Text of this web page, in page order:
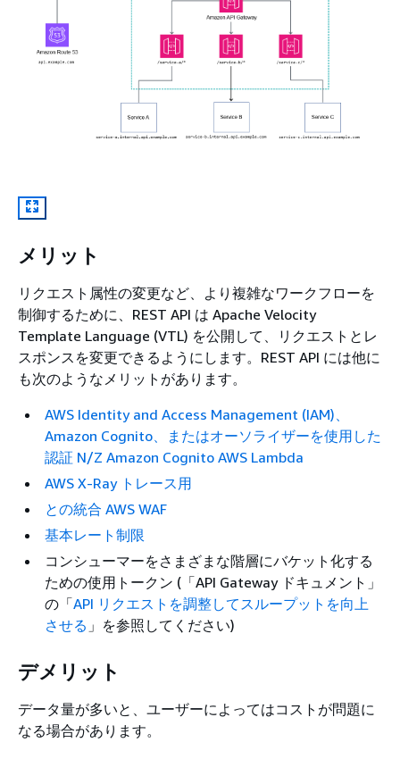
メリット
リクエスト属性の変更など、より複雑なワークフローを
制御するために、REST API は Apache Velocity
Template Language (VTL) を公開して、リクエストとレ
スポンスを変更できるようにします。REST API には他に
も次のようなメリットがあります。
AWS Identity and Access Management (IAM)、
Amazon Cognito、またはオーソライザーを使用した
認証 N/Z Amazon Cognito AWS Lambda
AWS X-Ray トレース用
との統合 AWS WAF
基本レート制限
コンシューマーをさまざまな階層にバケット化する
ための使用トークン (「API Gateway ドキュメント」
の「API リクエストを調整してスループットを向上
させる 」を参照してください)
デメリット
データ量が多いと、ユーザーによってはコストが問題に
なる場合があります。